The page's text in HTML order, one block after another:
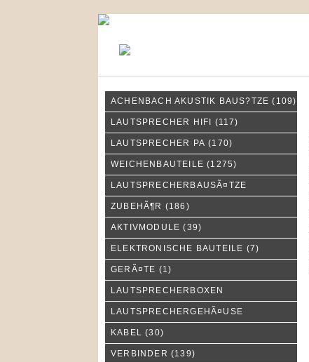
ACHENBACH AKUSTIK BAUS?TZE (109)
LAUTSPRECHER HIFI (117)
LAUTSPRECHER PA (170)
WEICHENBAUTEILE (1275)
LAUTSPRECHERBAUSÃ¤TZE
ZUBEHÃ¶R (186)
AKTIVMODULE (39)
ELEKTRONISCHE BAUTEILE (7)
GERÃ¤TE (1)
LAUTSPRECHERBOXEN
LAUTSPRECHERGEHÃ¤USE
KABEL (30)
VERBINDER (139)